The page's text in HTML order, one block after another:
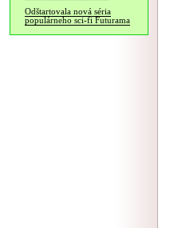
Odštartovala nová séria
populárneho sci-fi Futurama